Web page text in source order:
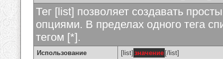
Тег [list] позволяет создавать
опциями. В пределах одного тега
тегом [*].
Использование [list] значение [/list]